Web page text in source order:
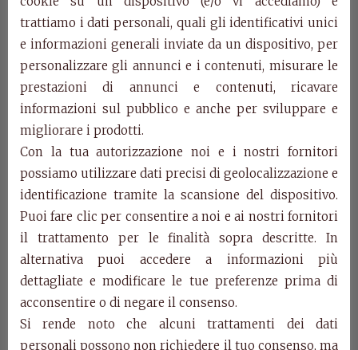
Art. FR063
Letto tappezzato.
cm. l.222 p. 216 h. 155
Art. FR068
Specchiera.
cm. l.95 p. 3 h. 95
Art. FR055
Comò 4C.
cm. l.170 p. 60 h. 98
Art. FR058
Comodino 3C.
cm. l.58 p. 38 h. 66
Categorie:Collezione Francesco,Prodotti
trattiamo i dati personali, quali gli identificativi unici
e informazioni generali inviate da un dispositivo, per
personalizzare gli annunci e i contenuti, misurare le
prestazioni di annunci e contenuti, ricavare
informazioni sul pubblico e anche per sviluppare e
migliorare i prodotti.
Con la tua autorizzazione noi e i nostri fornitori
possiamo utilizzare dati precisi di geolocalizzazione e
identificazione tramite la scansione del dispositivo.
Puoi fare clic per consentire a noi e ai nostri fornitori
il trattamento per le finalità sopra descritte. In
alternativa puoi accedere a informazioni più
dettagliate e modificare le tue preferenze prima di
acconsentire o di negare il consenso.
Si rende noto che alcuni trattamenti dei dati
personali possono non richiedere il tuo consenso, ma